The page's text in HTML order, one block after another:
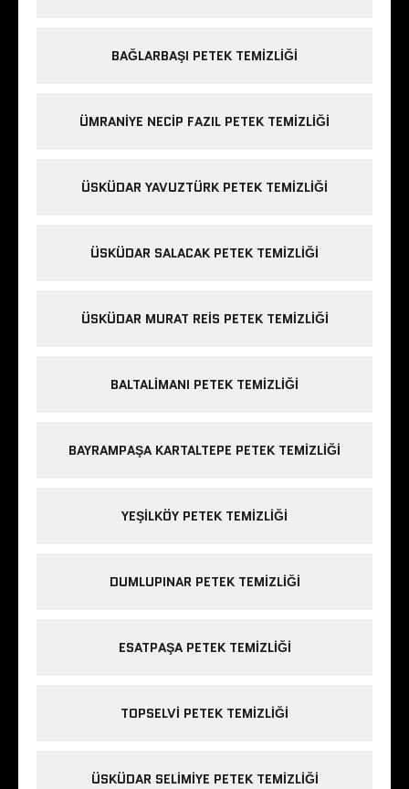
BAĞLARBAŞI PETEK TEMIZLIĞI
ÜMRANIYE NECIP FAZIL PETEK TEMIZLIĞI
ÜSKÜDAR YAVUZTÜRK PETEK TEMIZLIĞI
ÜSKÜDAR SALACAK PETEK TEMIZLIĞI
ÜSKÜDAR MURAT REIS PETEK TEMIZLIĞI
BALTALIMANI PETEK TEMIZLIĞI
BAYRAMPAŞA KARTALTEPE PETEK TEMIZLIĞI
YEŞILKÖY PETEK TEMIZLIĞI
DUMLUPINAR PETEK TEMIZLIĞI
ESATPAŞA PETEK TEMIZLIĞI
TOPSELVI PETEK TEMIZLIĞI
ÜSKÜDAR SELIMIYE PETEK TEMIZLIĞI